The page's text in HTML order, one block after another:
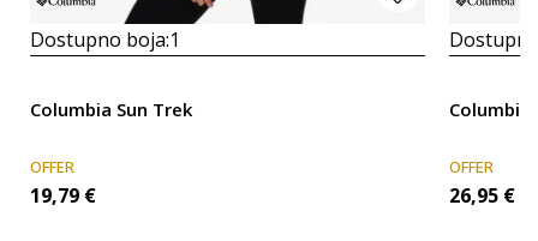
Dostupno boja:1
Columbia Sun Trek
OFFER
19,79 €
Columbia
OFFER
26,95 €